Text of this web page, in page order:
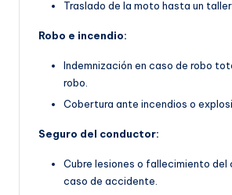
Traslado de la moto hasta un
Robo e incendio:
Indemnización en caso de robo
robo.
Cobertura ante incendios o
Seguro del conductor:
Cubre lesiones o fallecimiento del
caso de accidente.